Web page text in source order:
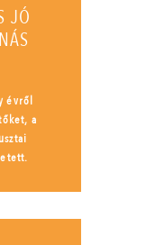
JÓ
évről
a